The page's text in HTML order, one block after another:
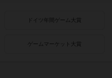
ドイツ年間ゲーム大賞
ゲームマーケット大賞